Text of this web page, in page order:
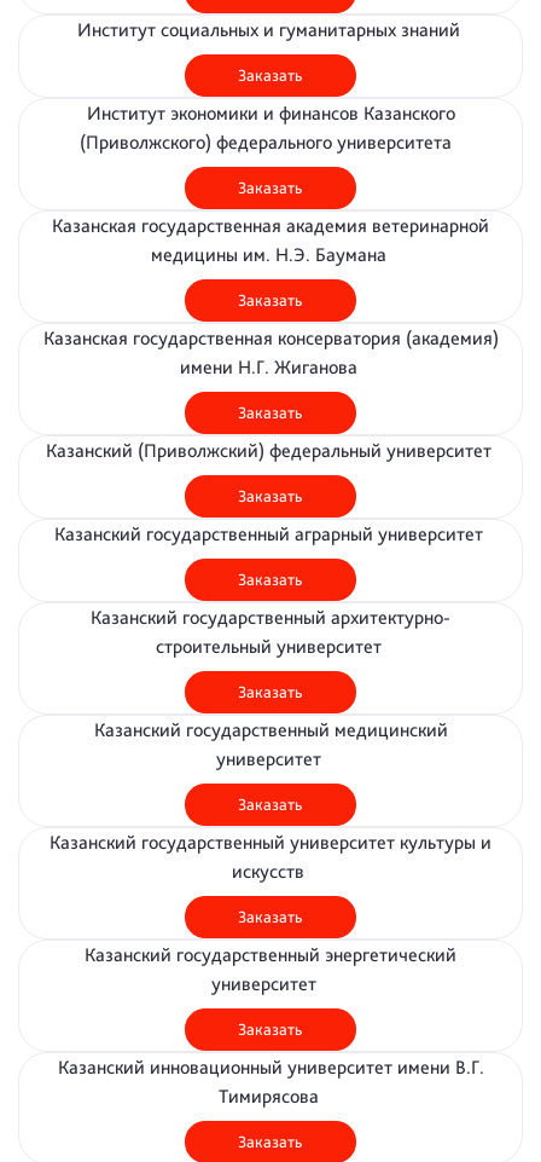
Институт социальных и гуманитарных знаний
Заказать
Институт экономики и финансов Казанского
(Приволжского) федерального университета
Заказать
Казанская государственная академия ветеринарной
медицины им. Н.Э. Баумана
Заказать
Казанская государственная консерватория (академия)
имени Н.Г. Жиганова
Заказать
Казанский (Приволжский) федеральный университет
Заказать
Казанский государственный аграрный университет
Заказать
Казанский государственный архитектурно-
строительный университет
Заказать
Казанский государственный медицинский
университет
Заказать
Казанский государственный университет культуры и
искусств
Заказать
Казанский государственный энергетический
университет
Заказать
Казанский инновационный университет имени В.Г.
Тимирясова
Заказать